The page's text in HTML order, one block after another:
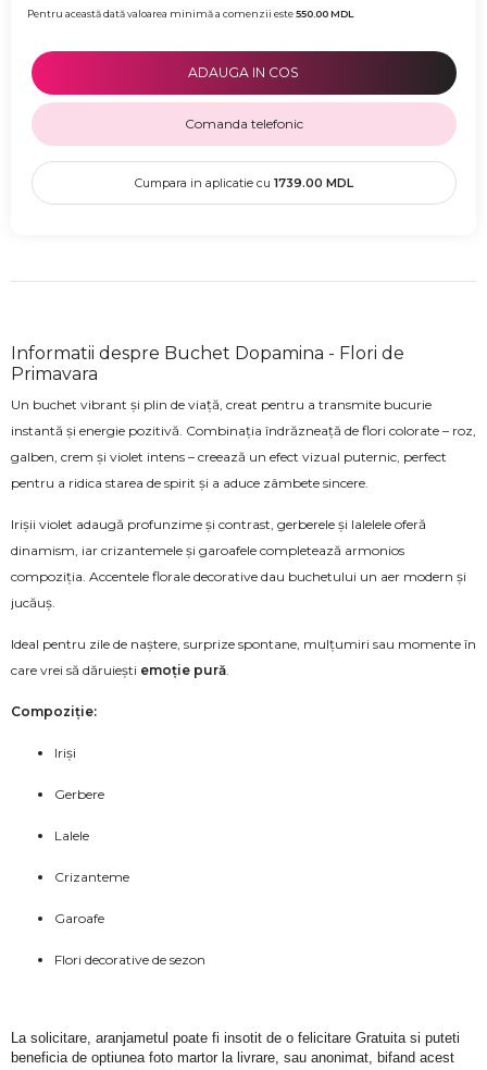
Pentru această dată valoarea minimă a comenzii este550.00MDL
ADAUGA IN COS
Comanda telefonic
Cumpara in aplicatie cu 1739.00 MDL
Informatii despre Buchet Dopamina - Flori de
Primavara
Un buchet vibrant și plin de viață, creat pentru a transmite bucurie
instantă și energie pozitivă. Combinația îndrăzneață de flori colorate – roz,
galben, crem și violet intens – creează un efect vizual puternic, perfect
pentru a ridica starea de spirit și a aduce zâmbete sincere.
Irișii violet adaugă profunzime și contrast, gerberele și lalelele oferă
dinamism, iar crizantemele și garoafele completează armonios
compoziția. Accentele florale decorative dau buchetului un aer modern și
jucăuș.
Ideal pentru zile de naștere, surprize spontane, mulțumiri sau momente în
care vrei să dăruiești emoție pură.
Compoziție:
Iriși
Gerbere
Lalele
Crizanteme
Garoafe
Flori decorative de sezon
La solicitare, aranjametul poate fi insotit de o felicitare Gratuita si puteti
beneficia de optiunea foto martor la livrare, sau anonimat, bifand acest